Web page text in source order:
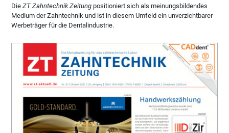
DieZT Zahntechnik Zeitung positioniert sich als meinungsbildendes
Medium der Zahntechnik und ist in diesem Umfeld ein unverzichtbarer
Werbeträger für die Dentalindustrie.